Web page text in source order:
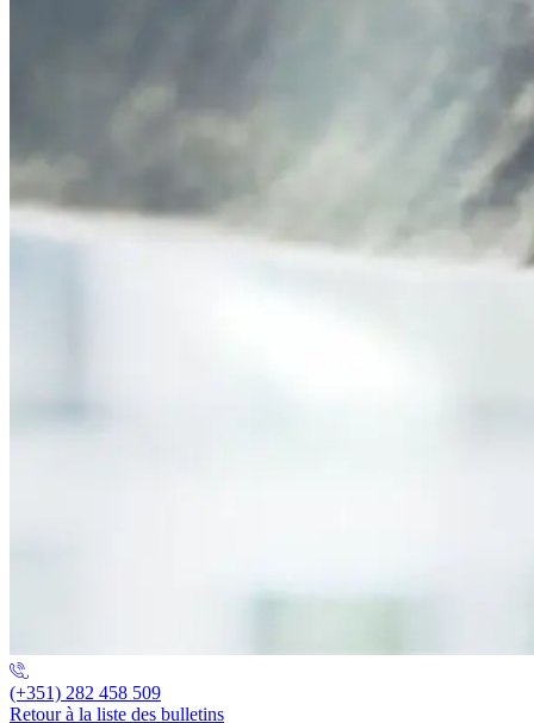
(+351) 282 458 509
Retour à la liste des bulletins